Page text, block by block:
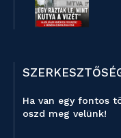
Ha van egy fontos
oszd meg velünk!